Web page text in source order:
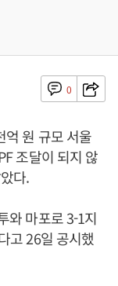
0
억 원 규모 서울
조달이 되지 않
다.
와 마포로 3-1지
고 26일 공시했